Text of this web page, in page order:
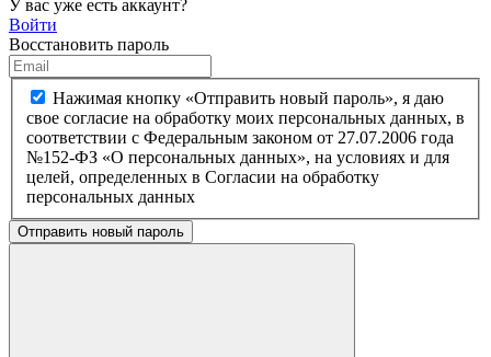
У вас уже есть аккаунт?
Войти
Восстановить пароль
Нажимая кнопку «Отправить новый пароль», я даю
свое согласие на обработку моих персональных данных, в
соответствии с Федеральным законом от 27.07.2006 года
№152-ФЗ «О персональных данных», на условиях и для
целей, определенных в Согласии на обработку
персональных данных
Отправить новый пароль